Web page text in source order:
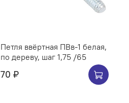
Петля ввёртная ПВв-1 белая,
по дереву, шаг 1,75 /65
70 ₽